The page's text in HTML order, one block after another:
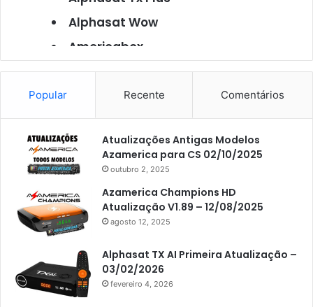
Alphasat Wow
Americabox
Americabox S101
Americabox S105
Americabox S105 Plus
Americabox S205
Americabox S205 Plus
Americabox S305 Plus
Artcom
Athomics
Athomics Eon
Popular Recente Comentários
Atualizações Antigas Modelos
Azamerica para CS 02/10/2025
outubro 2, 2025
Azamerica Champions HD
Atualização V1.89 – 12/08/2025
agosto 12, 2025
Alphasat TX AI Primeira Atualização –
03/02/2026
fevereiro 4, 2026